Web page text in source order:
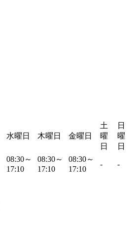
水曜日 木曜日 金曜日
土
曜
日
日
曜
日
08:30～
17:10
08:30～
17:10
08:30～
17:10
- -